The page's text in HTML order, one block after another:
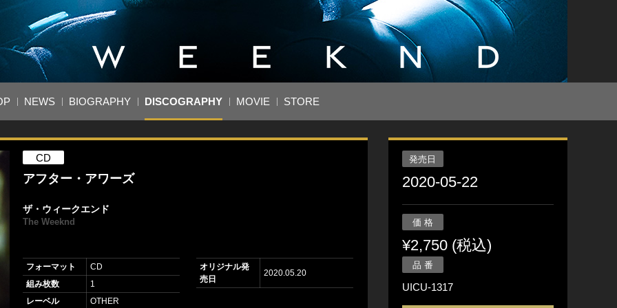
NEWS BIOGRAPHY DISCOGRAPHY MOVIE STORE
CD
アフター・アワーズ
ザ・ウィークエンド
The Weeknd
フォーマット
CD
組み枚数
1
レーベル
OTHER
オリジナル発
売日
2020.05.20
発売日
2020-05-22
価 格
¥2,750 (税込)
品 番
UICU-1317